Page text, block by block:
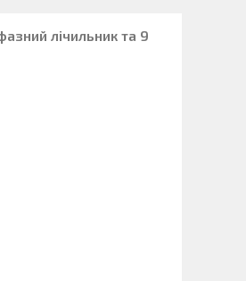
лічильник та 9